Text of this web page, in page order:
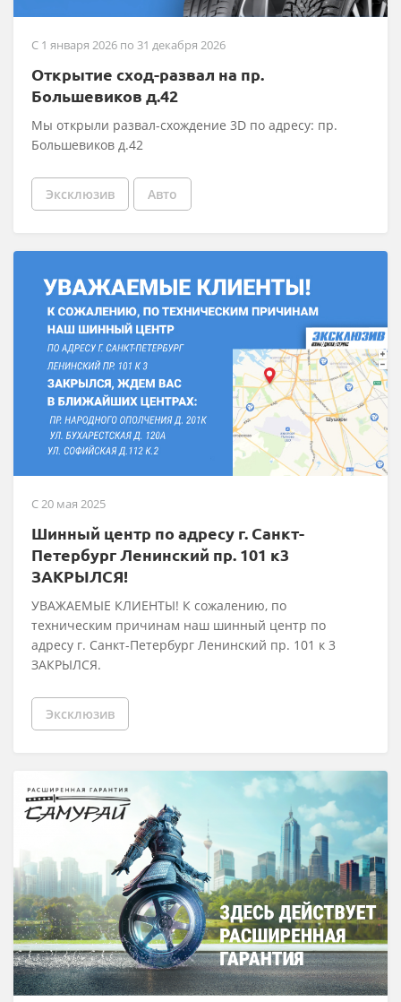
C 1 января 2026 по 31 декабря 2026
Открытие сход-развал на пр.
Большевиков д.42
Мы открыли развал-схождение 3D по адресу: пр.
Большевиков д.42
Эксклюзив Авто
C 20 мая 2025
Шинный центр по адресу г. Санкт-
Петербург Ленинский пр. 101 к3
ЗАКРЫЛСЯ!
УВАЖАЕМЫЕ КЛИЕНТЫ! К сожалению, по
техническим причинам наш шинный центр по
адресу г. Санкт-Петербург Ленинский пр. 101 к 3
ЗАКРЫЛСЯ.
Эксклюзив